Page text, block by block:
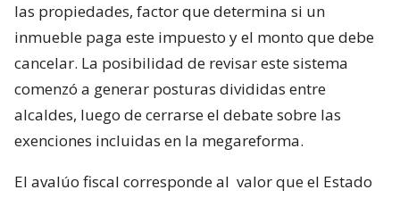
las propiedades, factor que determina si un
inmueble paga este impuesto y el monto que debe
cancelar. La posibilidad de revisar este sistema
comenzó a generar posturas divididas entre
alcaldes, luego de cerrarse el debate sobre las
exenciones incluidas en la megareforma.
El avalúo fiscal corresponde al valor que el Estado